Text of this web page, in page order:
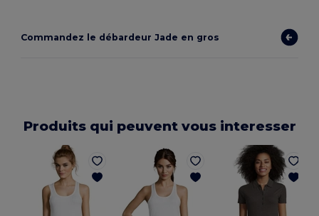
Commandez le débardeur Jade en gros
Produits qui peuvent vous interesser